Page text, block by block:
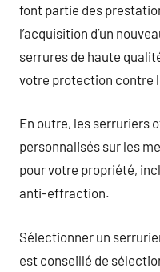
font partie des
l’acquisition d’un
serrures de haute
votre protection contre
En outre, les serruriers
personnalisés sur les
pour votre propriété,
anti-effraction.
Sélectionner un
est conseillé de